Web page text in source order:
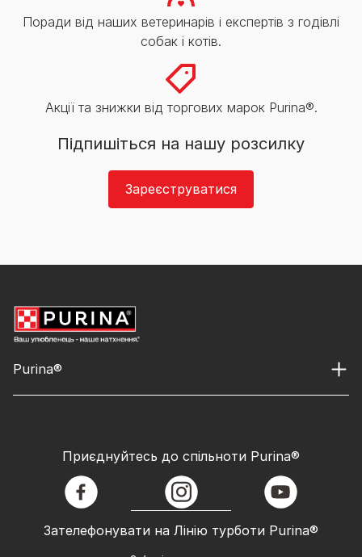
Поради від наших ветеринарів і експертів з годівлі
собак і котів.
Акції та знижки від торгових марок Purina®.
Підпишіться на нашу розсилку
Зареєструватися
Purina®
Зателефонувати на Лінію турботи Purina®
Приєднуйтесь до спільноти Purina®
facebook instagram youtube